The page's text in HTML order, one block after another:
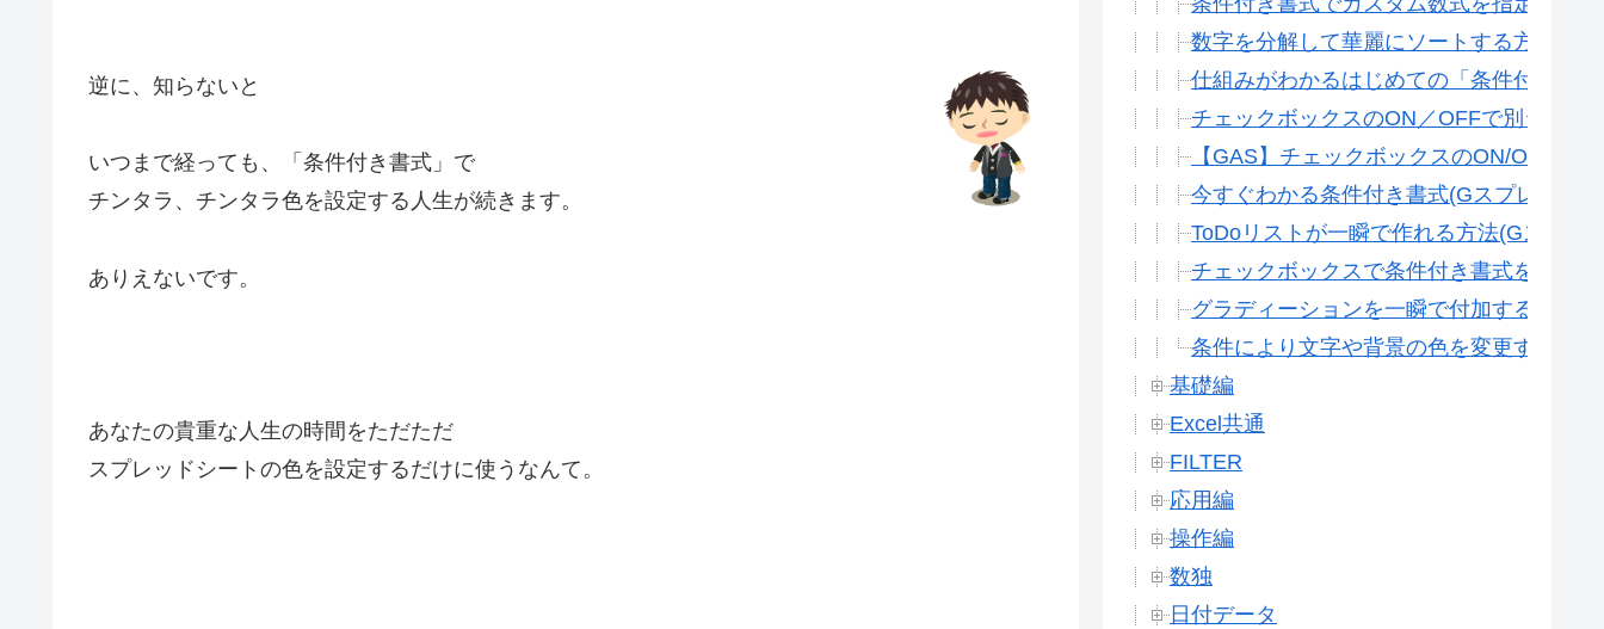
逆に、知らないと
いつまで経っても、
「条件付き書式」で
チンタラ、チンタラ色を設定する人生が続きます。
ありえないです。
あなたの貴重な人生の時間をただただ
スプレッドシートの色を設定するだけに使うなんて。
数字を分解して華麗にソートする方法
仕組みがわかるはじめての「条件付き書
チェックボックスのON／OFFで別シート
【GAS】チェックボックスのON/OFFで
今すぐわかる条件付き書式(Gスプレッド
ToDoリストが一瞬で作れる方法(Gスプレ
チェックボックスで条件付き書式を切り
グラディーションを一瞬で付加する カラ
条件により文字や背景の色を変更する方
基礎編
Excel共通
FILTER
応用編
操作編
数独
日付データ